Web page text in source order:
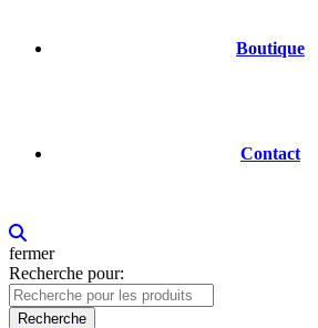
Boutique
Contact
fermer
Recherche pour:
Recherche